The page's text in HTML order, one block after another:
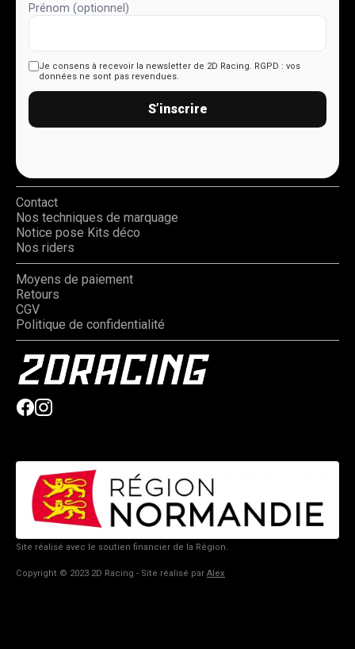
Prénom (optionnel)
Je consens à recevoir la newsletter de 2D Racing. RGPD : vos
données ne sont pas revendues.
S’inscrire
Contact
Nos techniques de marquage
Notice pose Kits déco
Nos riders
Moyens de paiement
Retours
CGV
Politique de confidentialité
Site réalisé avec le soutien financier de la Région.
Copyright © 2023 2D Racing - Site réalisé par Alex